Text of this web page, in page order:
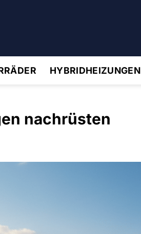
HYBRIDHEIZUNGEN
nachrüsten